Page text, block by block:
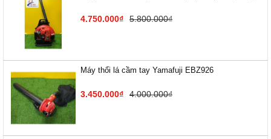
4.750.000₫ 5.800.000₫
Máy thổi lá cầm tay Yamafuji EBZ926
3.450.000₫ 4.000.000₫